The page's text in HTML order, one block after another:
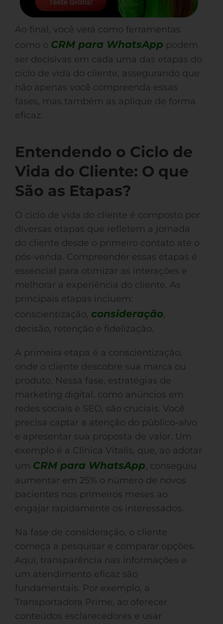
Ao final, você verá como ferramentas
como o CRM para WhatsApp podem
ser decisivas em cada uma das etapas do
ciclo de vida do cliente, assegurando que
não apenas você compreenda essas
fases, mas também as aplique de forma
eficaz.
Entendendo o Ciclo de
Vida do Cliente: O que
São as Etapas?
O ciclo de vida do cliente é composto por
diversas etapas que refletem a jornada
do cliente desde o primeiro contato até o
pós-venda. Compreender essas etapas é
essencial para otimizar as interações e
melhorar a experiência do cliente. As
principais etapas incluem:
conscientização, consideração,
decisão, retenção e fidelização.
A primeira etapa é a conscientização,
onde o cliente descobre sua marca ou
produto. Nessa fase, estratégias de
marketing digital, como anúncios em
redes sociais e SEO, são cruciais. Você
precisa captar a atenção do público-alvo
e apresentar sua proposta de valor. Um
exemplo é a Clínica Vitalis, que, ao adotar
um CRM para WhatsApp, conseguiu
aumentar em 25% o número de novos
pacientes nos primeiros meses ao
engajar rapidamente os interessados.
Na fase de consideração, o cliente
começa a pesquisar e comparar opções.
Aqui, transparência nas informações e
um atendimento eficaz são
fundamentais. Por exemplo, a
Transportadora Prime, ao oferecer
conteúdos esclarecedores e usar